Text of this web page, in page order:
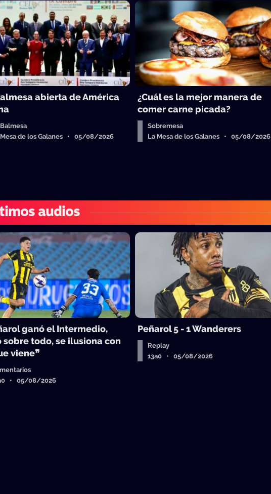
abierta de América
Mesa de los Galanes • 05/08/2026
¿Cuál es la mejor manera de
comer carne picada?
Sobremesa
La Mesa de los Galanes • 05/08/2026
audios
ganó el Intermedio,
sobre todo, se ilusiona con
viene❞
• 05/08/2026
Peñarol 5 - 1 Wanderers
Replay
13a0 • 05/08/2026